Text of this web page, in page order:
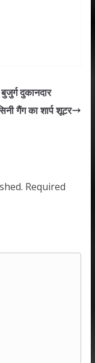
दुकानदार
गैंग का शार्प शूटर
Required